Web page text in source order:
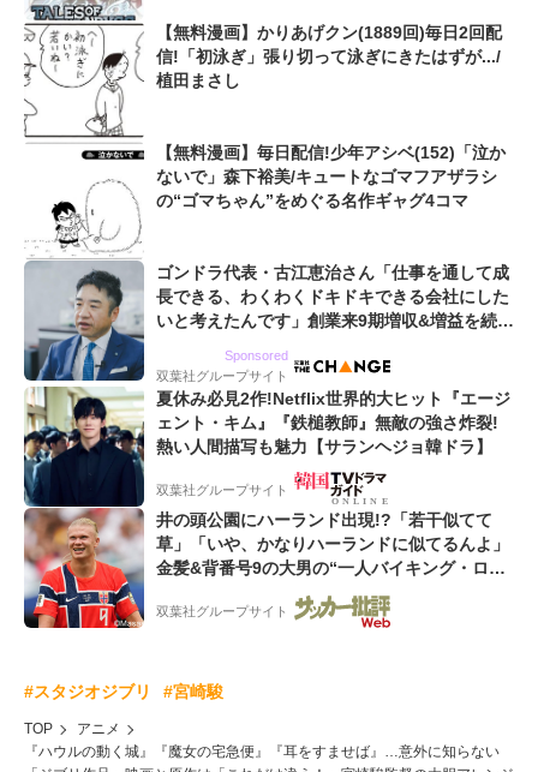
【無料漫画】かりあげクン(1889回)毎日2回配
信!「初泳ぎ」張り切って泳ぎにきたはずが.../
植田まさし
【無料漫画】毎日配信!少年アシベ(152)「泣か
ないで」森下裕美/キュートなゴマフアザラシ
の“ゴマちゃん”をめぐる名作ギャグ4コマ
ゴンドラ代表・古江恵治さん「仕事を通して成
長できる、わくわくドキドキできる会社にした
いと考えたんです」創業来9期増収&増益を続け
Sponsored
双葉社グループサイト
夏休み必見2作!Netflix世界的大ヒット『エージ
ェント・キム』『鉄槌教師』無敵の強さ炸裂!
熱い人間描写も魅力【サランヘジョ韓ドラ】
双葉社グループサイト
井の頭公園にハーランド出現!?「若干似てて
草」「いや、かなりハーランドに似てるんよ」
金髪&背番号9の大男の“一人バイキング・ロ
ー”映像が話題!「元気をもらった」
双葉社グループサイト
#スタジオジブリ #宮崎駿
TOP
アニメ
『ハウルの動く城』『魔女の宅急便』『耳をすませば』…意外に知らない